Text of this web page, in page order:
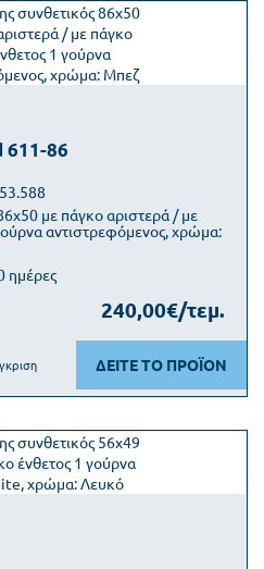
611-86
με πάγκο αριστερά / με
αντιστρεφόμενος, χρώμα:
ημέρες
240,00€/τεμ.
ΔΕΙΤΕ ΤΟ ΠΡΟΪΟΝ